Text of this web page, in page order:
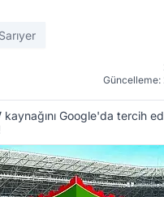
Güncelleme:
kaynağını Google'da tercih